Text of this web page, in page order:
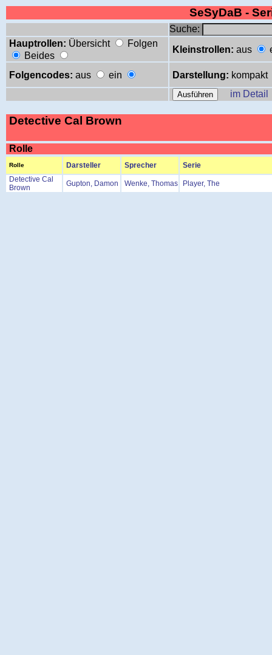
SeSyDaB -
Suche:
Hauptrollen: Übersicht
Folgen
Beides
Kleinstrollen: aus
Folgencodes: aus ein Darstellung: kompakt
im Detail
Detective Cal Brown
Rolle
Rolle Darsteller Sprecher
Serie
Detective Cal
Brown
Gupton, Damon Wenke, Thomas Player, The